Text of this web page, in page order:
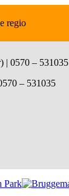
regio
| 0570 – 531035
– 531035